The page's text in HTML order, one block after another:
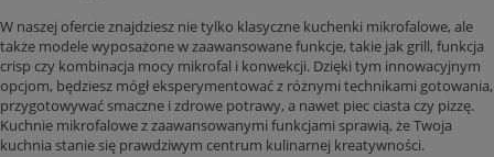
W naszej ofercie znajdziesz nie tylko klasyczne kuchenki mikrofalowe, ale
także modele wyposażone w zaawansowane funkcje, takie jak grill, funkcja
crisp czy kombinacja mocy mikrofal i konwekcji. Dzięki tym innowacyjnym
opcjom, będziesz mógł eksperymentować z różnymi technikami gotowania,
przygotowywać smaczne i zdrowe potrawy, a nawet piec ciasta czy pizzę.
Kuchnie mikrofalowe z zaawansowanymi funkcjami sprawią, że Twoja
kuchnia stanie się prawdziwym centrum kulinarnej kreatywności.